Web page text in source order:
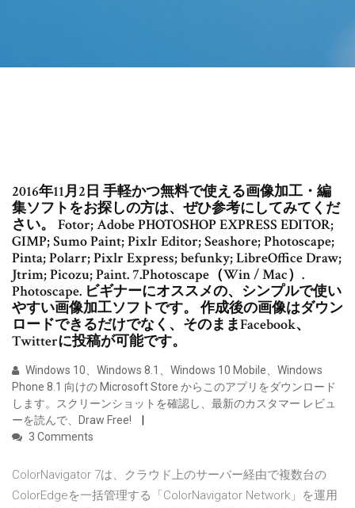
2016年11月2日 手軽かつ無料で使える画像加工・編
集ソフトをお探しの方は、ぜひ参考にしてみてくだ
さい。 Fotor; Adobe PHOTOSHOP EXPRESS EDITOR;
GIMP; Sumo Paint; Pixlr Editor; Seashore; Photoscape;
Pinta; Polarr; Pixlr Express; befunky; LibreOffice Draw;
Jtrim; Picozu; Paint. 7.Photoscape（Win / Mac）.
Photoscape. ビギナーにオススメの、シンプルで使い
やすい画像加工ソフトです。 作成後の画像はダウン
ロードできるだけでなく、そのままFacebook、
Twitterに投稿が可能です。
Windows 10、Windows 8.1、Windows 10 Mobile、Windows
Phone 8.1 向けの Microsoft Store からこのアプリをダウンロード
します。スクリーンショットを確認し、最新のカスタマー レビュ
ーを読んで、Draw Free!
3 Comments
ColorNavigator 7は、クラウド上のサーバー経由で複数台の
ColorEdgeを一括管理する「ColorNavigator Network」を運用